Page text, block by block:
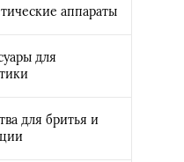
аппараты
для
для бритья и